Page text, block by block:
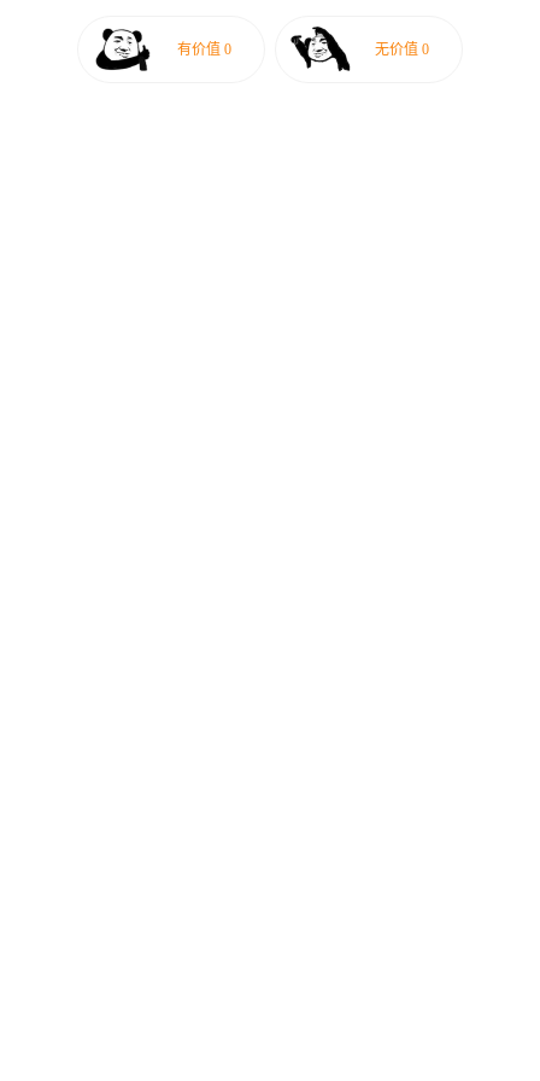
有价值 0 无价值 0